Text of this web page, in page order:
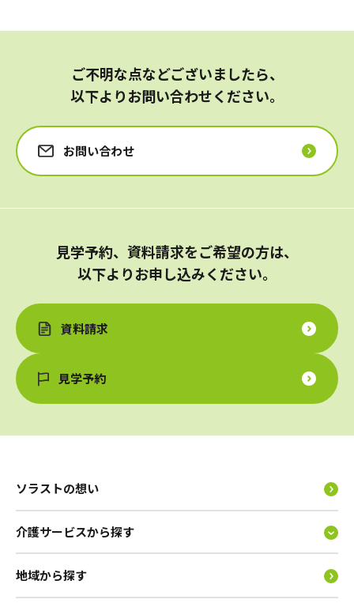
サービスの相談をする
介護のガイド
介護保険サービスについて
介護保険サービス利用の流れ
介護お役立ちコラム「そらまめ＋」
採用情報
ご不明な点などございましたら、
以下よりお問い合わせください。
お問い合わせ
見学予約、資料請求をご希望の方は、
以下よりお申し込みください。
資料請求
見学予約
ソラストの想い
介護サービスから探す
地域から探す